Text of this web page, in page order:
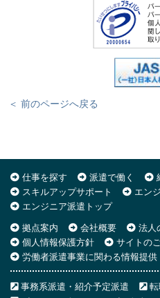
＜ 前のページへ戻る
仕事を探す 派遣で働く
スキルアップサポート
エン
エンジニア派遣トップ
拠点案内
会社概要
法人
個人情報保護方針
サイトの
労働者派遣事業に関わる情報提供
事務系派遣・紹介予定派遣
転